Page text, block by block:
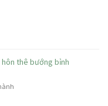
thê bướng bỉnh